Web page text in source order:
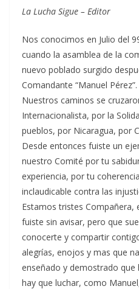
La Lucha Sigue – Editor
Nos conocimos en Julio del
cuando la asamblea de la
nuevo poblado surgido
Comandante “Manuel Pérez”.
Nuestros caminos se
Internacionalista, por la
pueblos, por Nicaragua, por
Desde entonces fuiste un
nuestro Comité por tu
experiencia, por tu
inclaudicable contra las
Estamos tristes
fuiste sin avisar, pero que
conocerte y compartir
alegrías, enojos y mas que
enseñado y demostrado que
hay que luchar, como